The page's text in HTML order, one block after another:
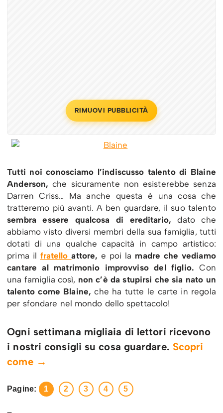
RIMUOVI PUBBLICITÀ
Tutti noi conosciamo l’indiscusso talento di Blaine
Anderson, che sicuramente non esisterebbe senza
Darren Criss… Ma anche questa è una cosa che
tratteremo più avanti. A ben guardare, il suo talento
sembra essere qualcosa di ereditario, dato che
abbiamo visto diversi membri della sua famiglia, tutti
dotati di una qualche capacità in campo artistico:
prima il fratelloattore, e poi la madre che vediamo
cantare al matrimonio improvviso del figlio. Con
una famiglia così, non c’è da stupirsi che sia nato un
talento come Blaine, che ha tutte le carte in regola
per sfondare nel mondo dello spettacolo!
Ogni settimana migliaia di lettori ricevono
i nostri consigli su cosa guardare. Scopri
come →
Pagine: 1 2 3 4 5